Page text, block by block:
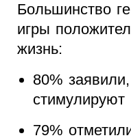
Большинство
игры
жизнь:
80%
стимулируют
79%